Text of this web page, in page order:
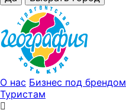
О нас Бизнес под брендом
Туристам